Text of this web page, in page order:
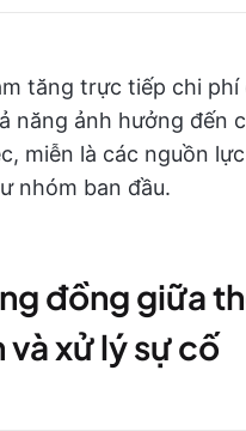
tăng trực tiếp chi phí
năng ảnh hưởng đến
miễn là các nguồn
nhóm ban đầu.
đồng giữa
và xử lý sự cố